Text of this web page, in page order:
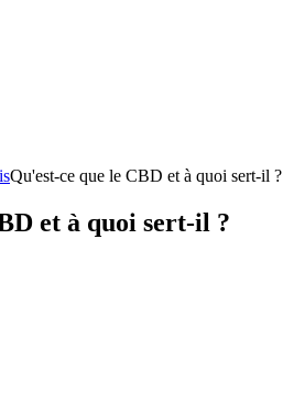
Qu'est-ce que le CBD et à quoi sert-il ?
et à quoi sert-il ?